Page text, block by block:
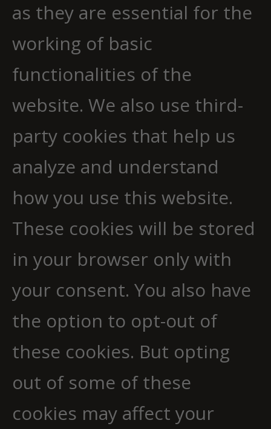
as they are essential for the
working of basic
functionalities of the
website. We also use third-
party cookies that help us
analyze and understand
how you use this website.
These cookies will be stored
in your browser only with
your consent. You also have
the option to opt-out of
these cookies. But opting
out of some of these
cookies may affect your